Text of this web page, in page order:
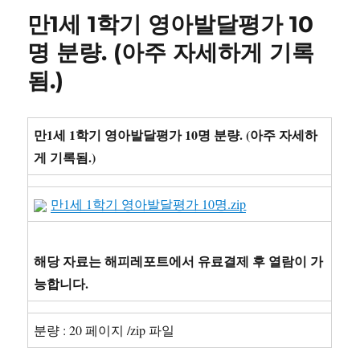
교
공
하
자
소
개
작
크
북
만1세 1학기 영아발달평가 10
명 분량. (아주 자세하게 기록
됨.)
만1세 1학기 영아발달평가 10명 분량. (아주 자세하
게 기록됨.)
만1세 1학기 영아발달평가 10명.zip
해당 자료는 해피레포트에서 유료결제 후 열람이 가
능합니다.
분량 : 20 페이지 /zip 파일